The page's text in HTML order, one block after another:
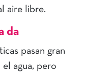
aire libre.
da
pasan gran
agua, pero